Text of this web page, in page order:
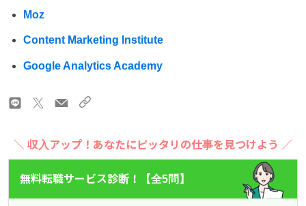
Moz
Content Marketing Institute
Google Analytics Academy
＼ 収入アップ！あなたにピッタリの仕事を見つけよう ／
無料転職サービス診断！【全5問】